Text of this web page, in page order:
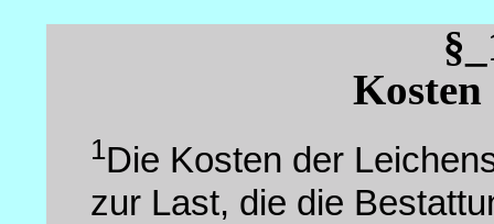
Kosten
1Die Kosten der
zur Last, die die